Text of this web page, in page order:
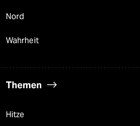
Nord
Wahrheit
Themen
Hitze